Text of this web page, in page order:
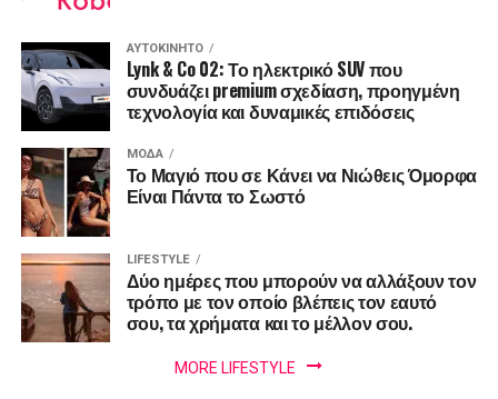
ΑΥΤΟΚΊΝΗΤΟ
Lynk & Co 02: Το ηλεκτρικό SUV που
συνδυάζει premium σχεδίαση, προηγμένη
τεχνολογία και δυναμικές επιδόσεις
ΜΌΔΑ
Το Μαγιό που σε Κάνει να Νιώθεις Όμορφα
Είναι Πάντα το Σωστό
LIFESTYLE
Δύο ημέρες που μπορούν να αλλάξουν τον
τρόπο με τον οποίο βλέπεις τον εαυτό
σου, τα χρήματα και το μέλλον σου.
MORE LIFESTYLE